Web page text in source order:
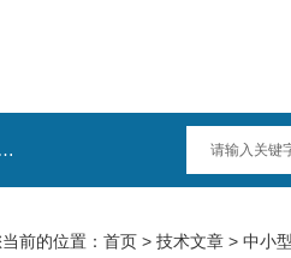
主营产品：喷雾干燥机、提取浓缩机组、杀菌机、提取罐、萃取罐、压片机、无菌灌装机、搅拌罐、发酵罐、等罐类。
前的位置： 首页 > 技术文章 > 中小